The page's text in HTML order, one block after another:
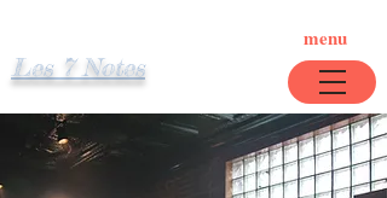
Les 7 Notes
menu